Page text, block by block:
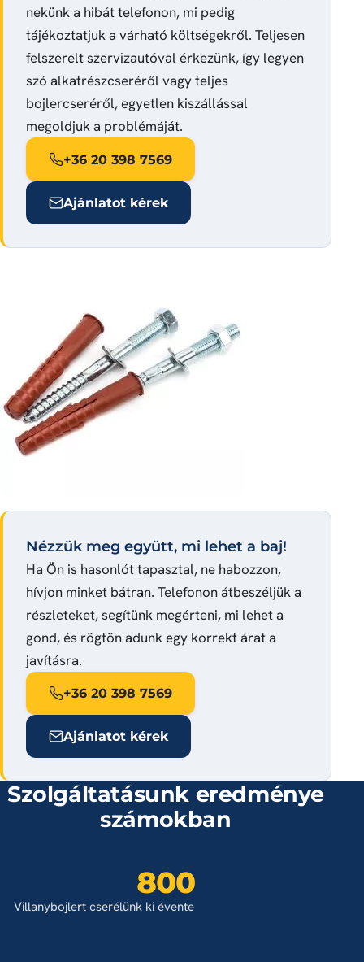
nekünk a hibát telefonon, mi pedig
tájékoztatjuk a várható költségekről. Teljesen
felszerelt szervizautóval érkezünk, így legyen
szó alkatrészcseréről vagy teljes
bojlercseréről, egyetlen kiszállással
megoldjuk a problémáját.
+36 20 398 7569
Ajánlatot kérek
Nézzük meg együtt, mi lehet a baj!
Ha Ön is hasonlót tapasztal, ne habozzon,
hívjon minket bátran. Telefonon átbeszéljük a
részleteket, segítünk megérteni, mi lehet a
gond, és rögtön adunk egy korrekt árat a
javításra.
+36 20 398 7569
Ajánlatot kérek
Szolgáltatásunk eredménye
számokban
800
Villanybojlert cserélünk ki évente